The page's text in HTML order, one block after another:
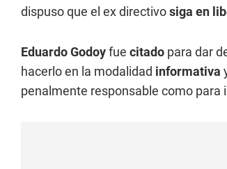
dispuso que el ex directivosiga en
Eduardo Godoyfue citado para dar
hacerlo en la modalidad informativa
penalmente responsable como para